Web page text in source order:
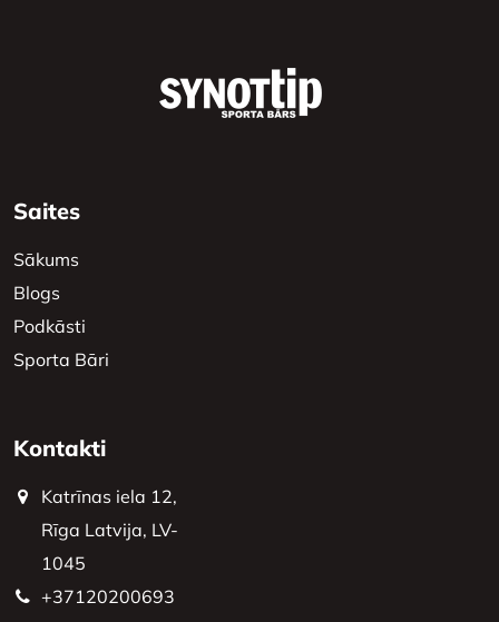
Saites
Sākums
Blogs
Podkāsti
Sporta Bāri
Kontakti
Katrīnas iela 12,
Rīga Latvija, LV-
1045
+37120200693